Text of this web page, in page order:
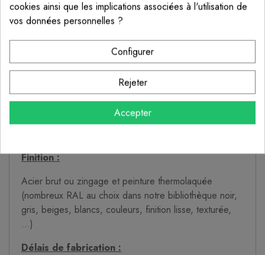
Section du tube : 40x40 mm
Platine de fixation au sol : 100 x 100 mm
diamètre des trous pour fixation au sol : 10 mm (adapté
pour des fixation type M8 (goujons d'ancrage ou
platine en tête de poteau pour pouvoir y fixer une main
courante en acier ou en bois pour un esprit plus
Finition :
Acier brut ou zingage et peinture thermolaquée
(nombreux RAL au choix dans notre bibliothèque noir,
gris, beiges, blancs, couleurs, finition lisse, texturée,
...)
Délais de fabrication :
cookies ainsi que les implications associées à l'utilisation de
vos données personnelles ?
Configurer
Rejeter
Accepter